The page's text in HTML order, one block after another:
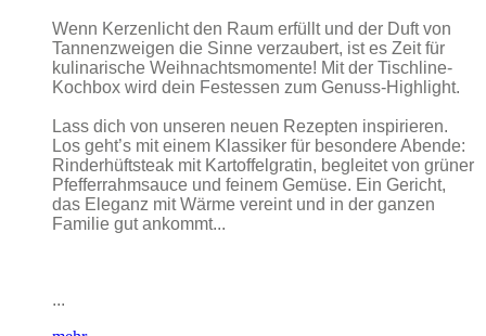
Wenn Kerzenlicht den Raum erfüllt und der Duft von
Tannenzweigen die Sinne verzaubert, ist es Zeit für
kulinarische Weihnachtsmomente! Mit der Tischline-
Kochbox wird dein Festessen zum Genuss-Highlight.
Lass dich von unseren neuen Rezepten inspirieren.
Los geht’s mit einem Klassiker für besondere Abende:
Rinderhüftsteak mit Kartoffelgratin, begleitet von grüner
Pfefferrahmsauce und feinem Gemüse. Ein Gericht,
das Eleganz mit Wärme vereint und in der ganzen
Familie gut ankommt...
...